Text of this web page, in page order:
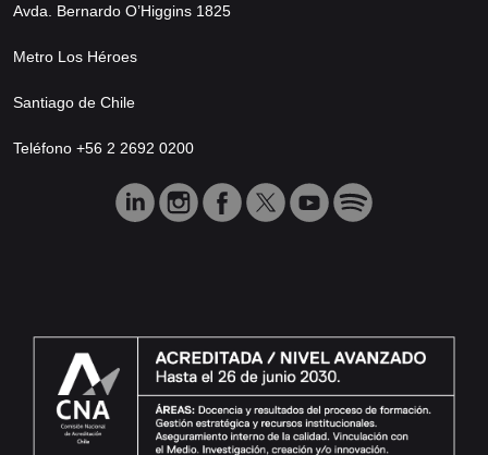
Avda. Bernardo O’Higgins 1825
Metro Los Héroes
Santiago de Chile
Teléfono +56 2 2692 0200